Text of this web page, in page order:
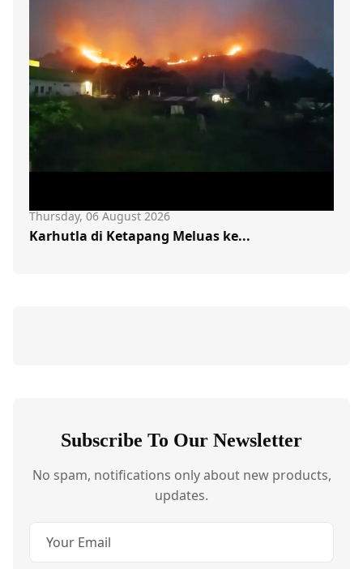
Thursday, 06 August 2026
Karhutla di Ketapang Meluas ke...
Subscribe To Our Newsletter
No spam, notifications only about new products,
updates.